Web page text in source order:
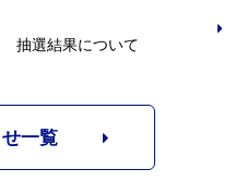
抽選結果について
一覧